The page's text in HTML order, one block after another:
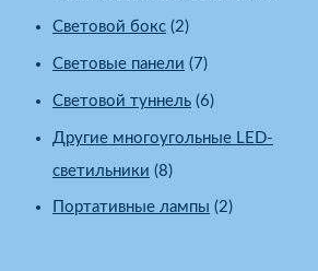
Световой бокс (2)
Световые панели (7)
Световой туннель (6)
Другие многоугольные LED-
светильники (8)
Портативные лампы (2)